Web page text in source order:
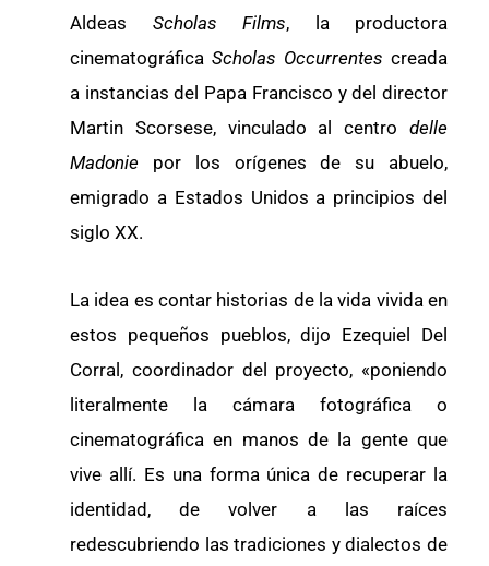
Aldeas Scholas Films, la productora
cinematográfica Scholas Occurrentes creada
a instancias del Papa Francisco y del director
Martin Scorsese, vinculado al centro delle
Madonie por los orígenes de su abuelo,
emigrado a Estados Unidos a principios del
siglo XX.
La idea es contar historias de la vida vivida en
estos pequeños pueblos, dijo Ezequiel Del
Corral, coordinador del proyecto, «poniendo
literalmente la cámara fotográfica o
cinematográfica en manos de la gente que
vive allí. Es una forma única de recuperar la
identidad, de volver a las raíces
redescubriendo las tradiciones y dialectos de